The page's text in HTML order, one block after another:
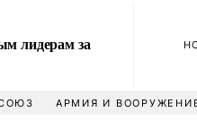
лидерам за
АРМИЯ И